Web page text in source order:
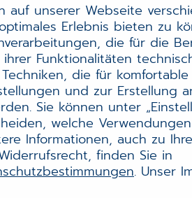
auf unserer Webseite
Erlebnis bieten zu
die für die
Funktionalitäten
die für komfortable
und zur Erstellung
Sie können unter
welche
Informationen, auch zu
finden Sie in
. Unser